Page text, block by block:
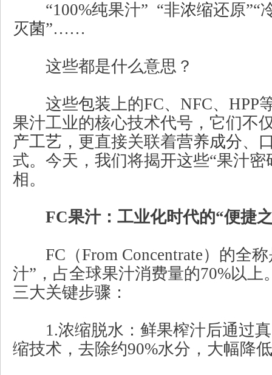
“100%纯果汁” “非浓缩还原”“
灭菌”……
这些都是什么意思？
这些包装上的FC、NFC、HPP
果汁工业的核心技术代号，它们不
产工艺 ，更直接关联着营养成分、
式。今天，我们将揭开这些“果汁密
相。
FC果汁：工业化时代的“便捷
FC（From Concentrate）的全称
汁”，占全球果汁消费量的70%以上
三大关键步骤：
1.浓缩脱水：鲜果榨汁后通过真
缩技术，去除约90%水分，大幅降